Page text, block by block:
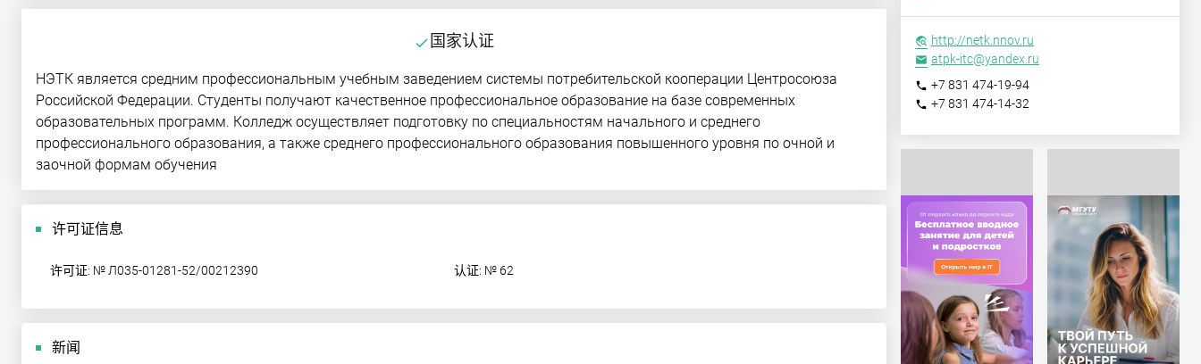
done 国家认证
НЭТК является средним профессиональным учебным заведением системы потребительской кооперации Центросоюза
Российской Федерации. Студенты получают качественное профессиональное образование на базе современных
образовательных программ. Колледж осуществляет подготовку по специальностям начального и среднего
профессионального образования, а также среднего профессионального образования повышенного уровня по очной и
заочной формам обучения
许可证信息
许可证: № Л035-01281-52/00212390 认证: № 62
新闻
travel_explore http://netk.nnov.ru
email atpk-itc@yandex.ru
phone +7 831 474-19-94
phone +7 831 474-14-32